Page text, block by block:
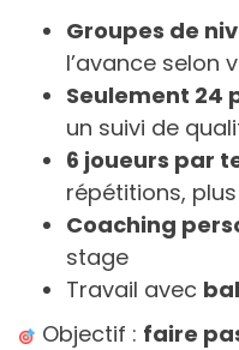
Groupes de
l’avance selon
Seulement 24
un suivi de
6 joueurs par
répétitions,
Coaching
stage
Travail avec
Objectif : faire